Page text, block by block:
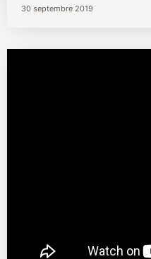
30 septembre 2019